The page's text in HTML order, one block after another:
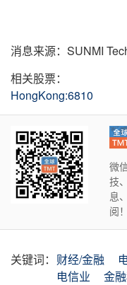
消息来源：SUNMI
相关股票：
HongKong:6810
微
技
息
阅！
关键词： 财经/金融
电信业
金